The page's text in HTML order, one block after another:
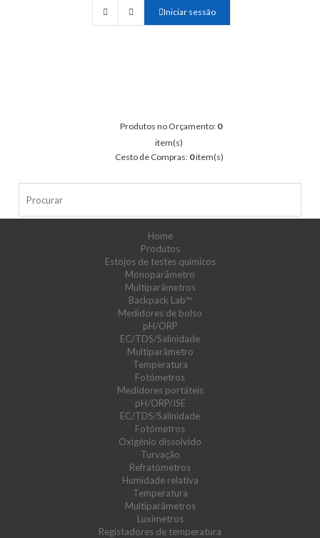
Iniciar sessão
Produtos no Orçamento: 0
item(s)
Cesto de Compras: 0item(s)
Home
Produtos
Estojos de testes químicos
Monoparâmetro
Multiparâmetros
Backpack Lab™
Medidores de bolso
pH/ORP
EC/TDS/Salinidade
Multiparâmetro
Temperatura
Fotómetros
Medidores portáteis
pH/ORP/ISE
EC/TDS/Salinidade
Fotómetros
Oxigénio dissolvido
Turvação
Refratómetros
Humidade relativa
Temperatura
Multiparâmetros
Luxímetros
Registadores de temperatura